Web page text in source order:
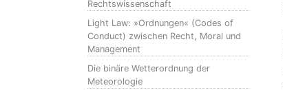
Rechtswissenschaft
Light Law: »Ordnungen« (Codes of
Conduct) zwischen Recht, Moral und
Management
Die binäre Wetterordnung der
Meteorologie